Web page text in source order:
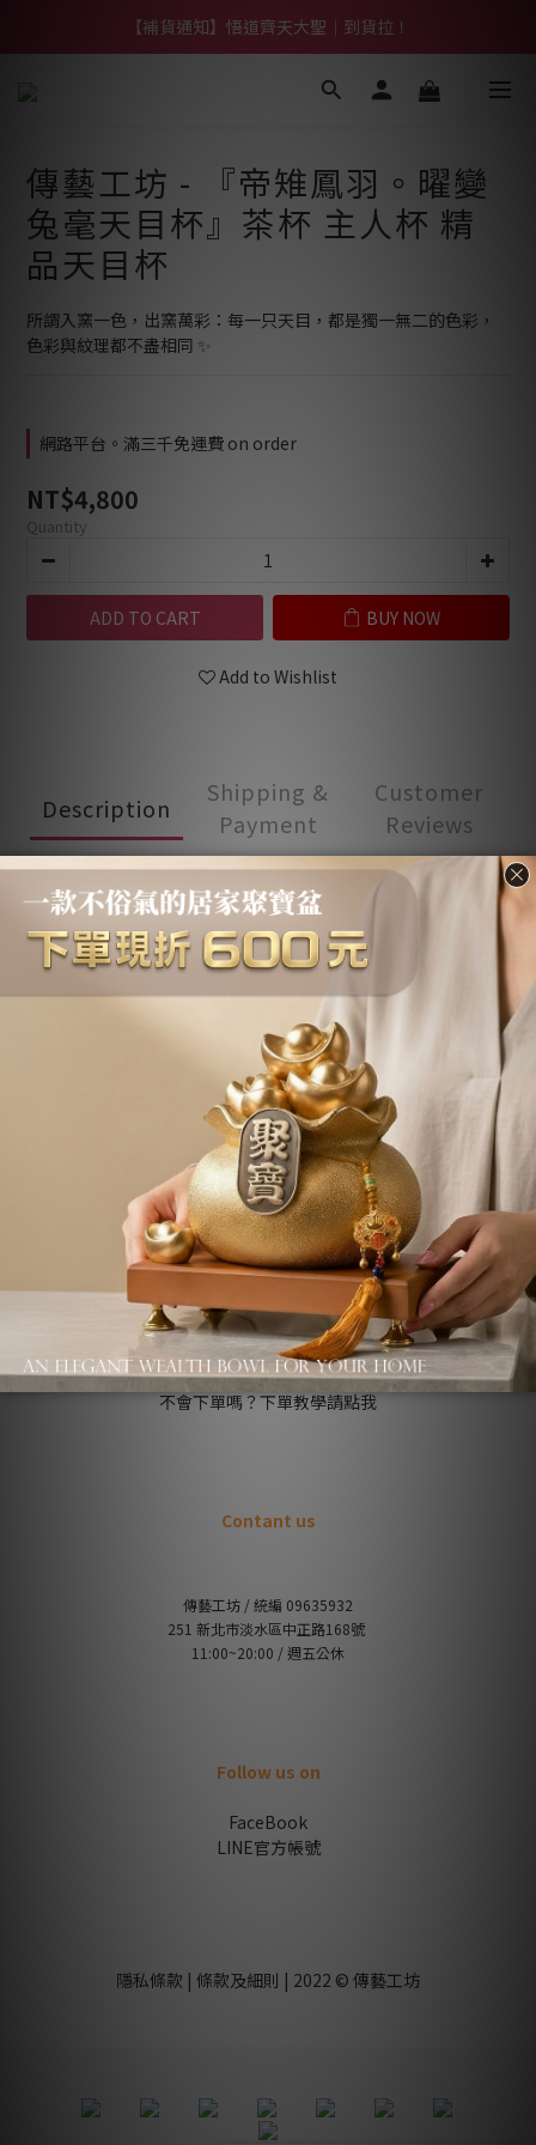
【熱門】馬上有系列！四種寶物幫你財運「轉」進來
【補貨通知】悟道齊天大聖｜到貨拉！
【熱門】馬上有系列！四種寶物幫你財運「轉」進來
傳藝工坊 - 『帝雉鳳羽。曜變
兔毫天目杯』茶杯 主人杯 精
品天目杯
所謂入窯一色，出窯萬彩：每一只天目，都是獨一無二的色彩，
色彩與紋理都不盡相同 ✨
網路平台。滿三千免運費 on order
NT$4,800
Quantity
ADD TO CART BUY NOW
Add to Wishlist
Description
Shipping &
Payment
Customer
Reviews
Description
About us
退換貨條款
關於收藏價
Q&A / 常見問題
不會下單嗎？下單教學請點我
Contant us
傳藝工坊 / 統編 09635932
251 新北市淡水區中正路168號
11:00~20:00 / 週五公休
Follow us on
FaceBook
LINE官方帳號
隱私條款 | 條款及細則 | 2022 © 傳藝工坊